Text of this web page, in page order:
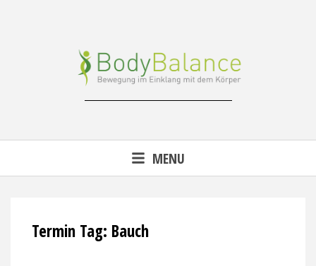
MENU
Termin Tag: Bauch